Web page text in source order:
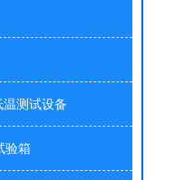
温测试设备
验箱